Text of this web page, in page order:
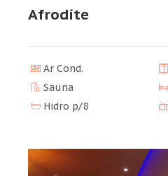
Afrodite
Ar Cond.
Sauna
Hidro p/8